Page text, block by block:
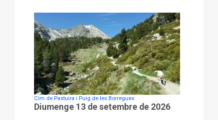
Cim de Pastuira i Puig de les Borregues
Diumenge 13 de setembre de 2026